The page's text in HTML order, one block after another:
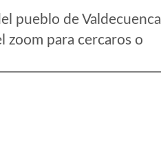
pueblo de Valdecuenca
zoom para cercaros o